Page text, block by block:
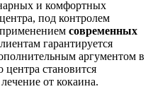
и комфортных
под контролем
современных
гарантируется
аргументом в
центра становится
от кокаина.